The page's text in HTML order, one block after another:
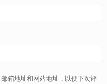
箱地址和网站地址，以便下次评